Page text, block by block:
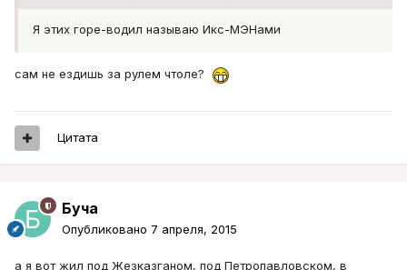
Я этих горе-водил называю Икс-МЭНами
сам не ездишь за рулем чтоле?
Цитата
Буча
Опубликовано 7 апреля, 2015
а я вот жил под Жезказганом, под Петропавловском, в